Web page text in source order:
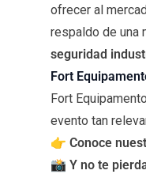
ofrecer al
respaldo de una
seguridad
Fort
Fort
evento tan
👉 Conoce
📸 Y no te